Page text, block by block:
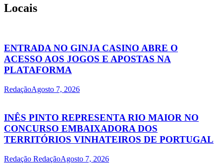
Locais
ENTRADA NO GINJA CASINO ABRE O
ACESSO AOS JOGOS E APOSTAS NA
PLATAFORMA
RedaçãoAgosto 7, 2026
INÊS PINTO REPRESENTA RIO MAIOR NO
CONCURSO EMBAIXADORA DOS
TERRITÓRIOS VINHATEIROS DE PORTUGAL
Redação RedaçãoAgosto 7, 2026